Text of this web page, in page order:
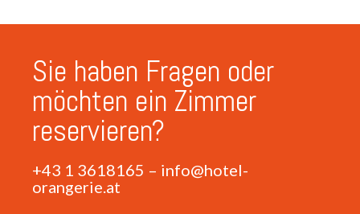
Sie haben Fragen oder
möchten ein Zimmer
reservieren?
+43 1 3618165 – info@hotel-
orangerie.at